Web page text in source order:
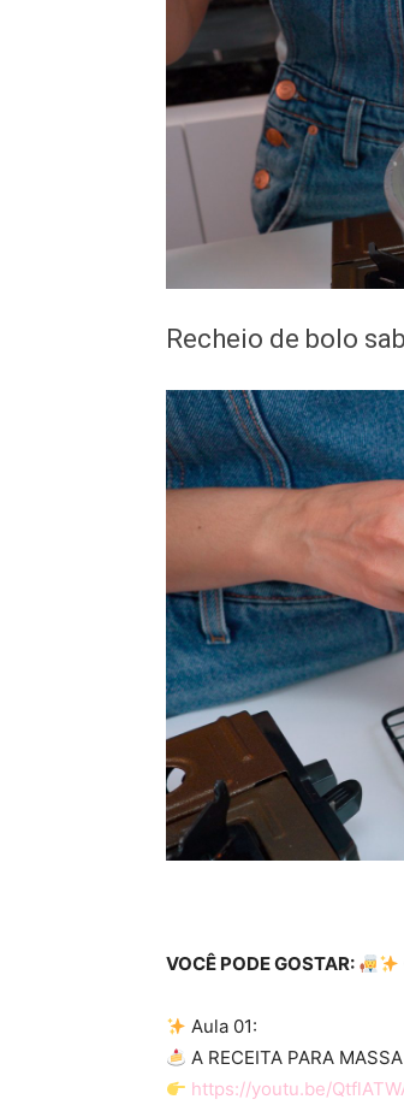
Recheio de bolo
VOCÊ PODE GOSTAR:
Aula 01:
A RECEITA PARA
https://youtu.be/